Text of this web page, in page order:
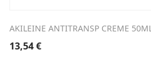
AKILEINE ANTITRANSP CREME 50ML
13,54€